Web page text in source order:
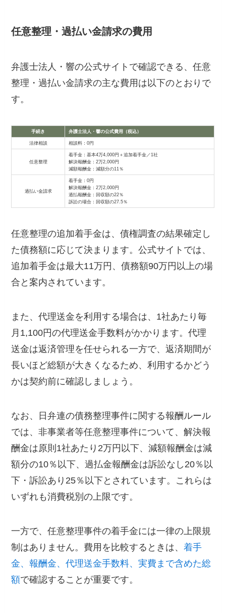
任意整理・過払い金請求の費用
弁護士法人・響の公式サイトで確認できる、任意
整理・過払い金請求の主な費用は以下のとおりで
す。
手続き 弁護士法人・響の公式費用（税込）
法律相談 相談料：0円
任意整理
着手金：基本4万4,000円＋追加着手金／1社
解決報酬金：2万2,000円
減額報酬金：減額分の11％
過払い金請求
着手金：0円
解決報酬金：2万2,000円
過払報酬金：回収額の22％
訴訟の場合：回収額の27.5％
任意整理の追加着手金は、債権調査の結果確定し
た債務額に応じて決まります。公式サイトでは、
追加着手金は最大11万円、債務額90万円以上の場
合と案内されています。
また、代理送金を利用する場合は、1社あたり毎
月1,100円の代理送金手数料がかかります。代理
送金は返済管理を任せられる一方で、返済期間が
長いほど総額が大きくなるため、利用するかどう
かは契約前に確認しましょう。
なお、日弁連の債務整理事件に関する報酬ルール
では、非事業者等任意整理事件について、解決報
酬金は原則1社あたり2万円以下、減額報酬金は減
額分の10％以下、過払金報酬金は訴訟なし20％以
下・訴訟あり25％以下とされています。これらは
いずれも消費税別の上限です。
一方で、任意整理事件の着手金には一律の上限規
制はありません。費用を比較するときは、着手
金、報酬金、代理送金手数料、実費まで含めた総
額で確認することが重要です。